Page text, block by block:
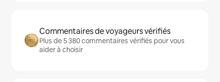
Commentaires de voyageurs vérifiés
Plus de 5 380 commentaires vérifiés pour vous
aider à choisir